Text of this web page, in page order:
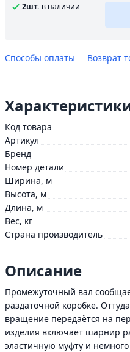
2шт. в наличии
Способы оплаты Возврат
Код товара
Артикул
Бренд
Номер детали
Ширина, м
Высота, м
Длина, м
Вес, кг
Страна производитель
Описание
Промежуточный вал
раздаточной коробке.
вращение передаётся на
изделия включает шарнир
эластичную муфту и